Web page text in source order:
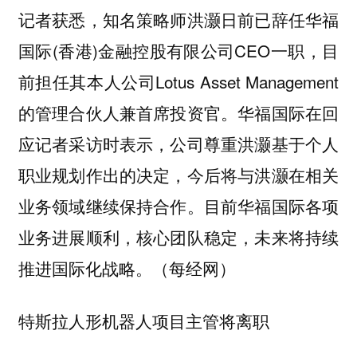
记者获悉，知名策略师洪灏日前已辞任华福
国际(香港)金融控股有限公司CEO一职，目
前担任其本人公司Lotus Asset Management
的管理合伙人兼首席投资官。华福国际在回
应记者采访时表示，公司尊重洪灏基于个人
职业规划作出的决定，今后将与洪灏在相关
业务领域继续保持合作。目前华福国际各项
业务进展顺利，核心团队稳定，未来将持续
推进国际化战略。（每经网）
特斯拉人形机器人项目主管将离职